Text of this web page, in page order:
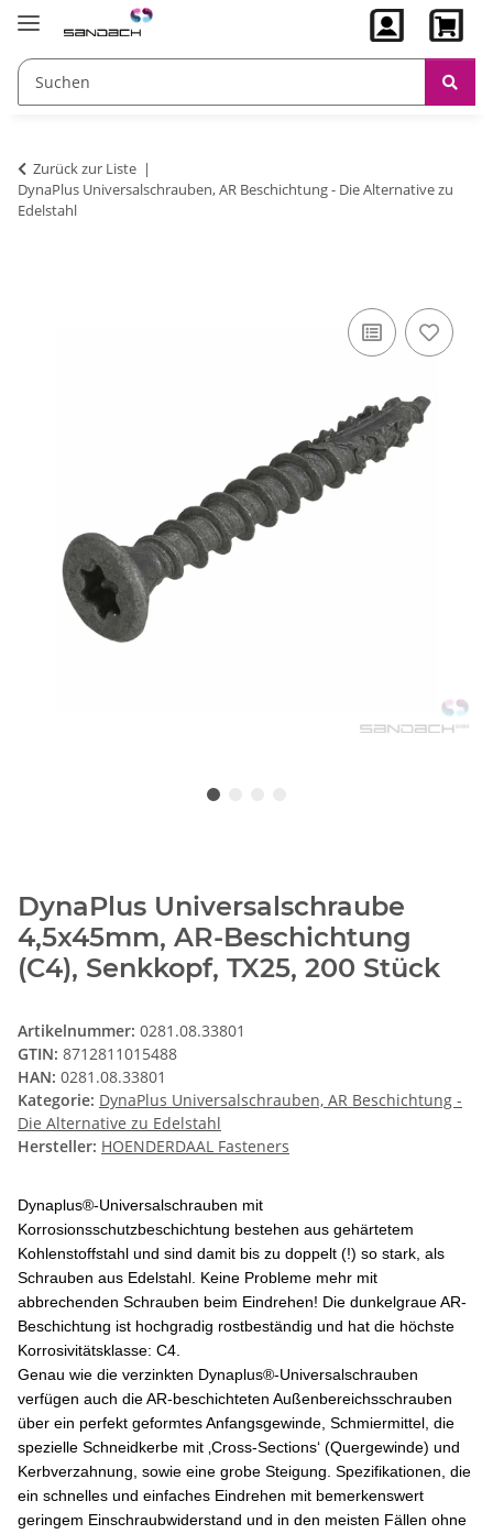
Zurück zur Liste
DynaPlus Universalschrauben, AR Beschichtung - Die Alternative zu
Edelstahl
DynaPlus Universalschraube
4,5x45mm, AR-Beschichtung
(C4), Senkkopf, TX25, 200 Stück
Artikelnummer: 0281.08.33801
GTIN: 8712811015488
HAN: 0281.08.33801
Kategorie: DynaPlus Universalschrauben, AR Beschichtung -
Die Alternative zu Edelstahl
Hersteller: HOENDERDAAL Fasteners
Dynaplus®-Universalschrauben mit
Korrosionsschutzbeschichtung bestehen aus gehärtetem
Kohlenstoffstahl und sind damit bis zu doppelt (!) so stark, als
Schrauben aus Edelstahl. Keine Probleme mehr mit
abbrechenden Schrauben beim Eindrehen! Die dunkelgraue AR-
Beschichtung ist hochgradig rostbeständig und hat die höchste
Korrosivitätsklasse: C4.
Genau wie die verzinkten Dynaplus®-Universalschrauben
verfügen auch die AR-beschichteten Außenbereichsschrauben
über ein perfekt geformtes Anfangsgewinde, Schmiermittel, die
spezielle Schneidkerbe mit ‚Cross-Sections‘ (Quergewinde) und
Kerbverzahnung, sowie eine grobe Steigung. Spezifikationen, die
ein schnelles und einfaches Eindrehen mit bemerkenswert
geringem Einschraubwiderstand und in den meisten Fällen ohne